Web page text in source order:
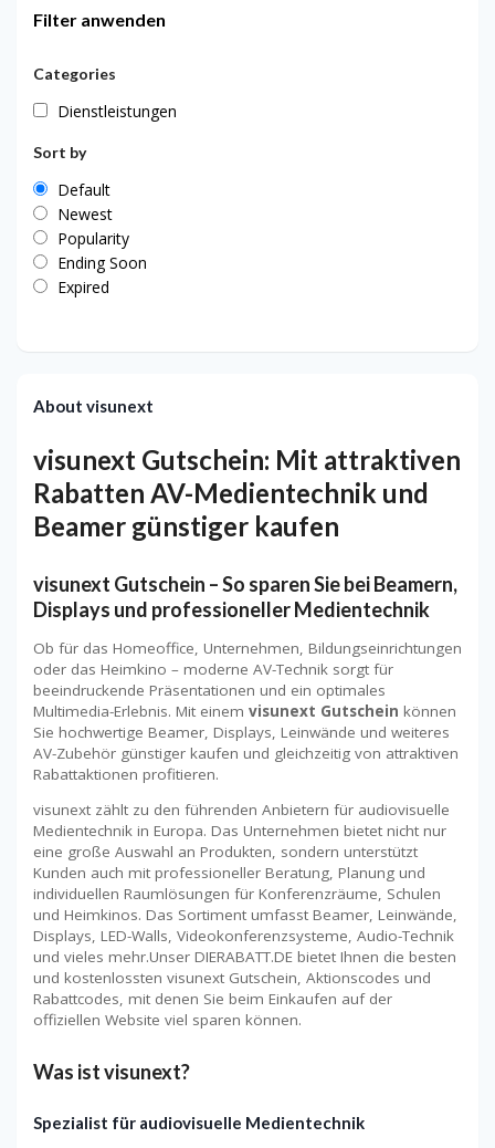
Filter anwenden
Categories
Dienstleistungen
Sort by
Default
Newest
Popularity
Ending Soon
Expired
About visunext
visunext Gutschein: Mit attraktiven
Rabatten AV-Medientechnik und
Beamer günstiger kaufen
visunext Gutschein – So sparen Sie bei Beamern,
Displays und professioneller Medientechnik
Ob für das Homeoffice, Unternehmen, Bildungseinrichtungen
oder das Heimkino – moderne AV-Technik sorgt für
beeindruckende Präsentationen und ein optimales
Multimedia-Erlebnis. Mit einem visunext Gutschein können
Sie hochwertige Beamer, Displays, Leinwände und weiteres
AV-Zubehör günstiger kaufen und gleichzeitig von attraktiven
Rabattaktionen profitieren.
visunext zählt zu den führenden Anbietern für audiovisuelle
Medientechnik in Europa. Das Unternehmen bietet nicht nur
eine große Auswahl an Produkten, sondern unterstützt
Kunden auch mit professioneller Beratung, Planung und
individuellen Raumlösungen für Konferenzräume, Schulen
und Heimkinos. Das Sortiment umfasst Beamer, Leinwände,
Displays, LED-Walls, Videokonferenzsysteme, Audio-Technik
und vieles mehr.Unser DIERABATT.DE bietet Ihnen die besten
und kostenlossten visunext Gutschein, Aktionscodes und
Rabattcodes, mit denen Sie beim Einkaufen auf der
offiziellen Website viel sparen können.
Was ist visunext?
Spezialist für audiovisuelle Medientechnik